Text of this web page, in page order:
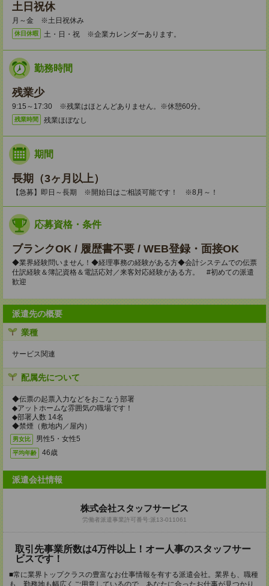
土日祝休
月～金 ※土日祝休み
休日休暇 土・日・祝 ※企業カレンダーあります。
勤務時間
残業少
9:15～17:30 ※残業はほとんどありません。※休憩60分。
残業時間 残業ほぼなし
期間
長期（3ヶ月以上）
【急募】即日～長期 ※開始日はご相談可能です！ ※8月～！
応募資格・条件
ブランクOK / 履歴書不要 / WEB登録・面接OK
◆業界経験問いません！◆経理事務の経験がある方◆会計システムでの伝票
仕訳経験＆簿記資格＆電話応対／来客対応経験がある方。 #初めての派遣
歓迎
派遣先の概要
業種
サービス関連
配属先について
◆伝票の起票入力などをおこなう部署
◆アットホームな雰囲気の職場です！
◆部署人数 14名
◆禁煙（敷地内／屋内）
男女比 男性5・女性5
平均年齢 46歳
派遣会社情報
株式会社スタッフサービス
労働者派遣事業許可番号:派13-011061
取引先事業所数は4万件以上！オー人事のスタッフサー
ビスです！
■常に業界トップクラスの豊富なお仕事情報を有する派遣会社。業界も、職種
も、勤務地も幅広くご用意しているので、あなたに合ったお仕事が見つかり